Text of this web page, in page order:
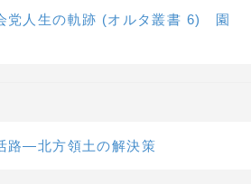
党人生の軌跡 (オルタ叢書 6) 園
路―北方領土の解決策